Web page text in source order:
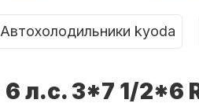
Автохолодильники kyoda
6 л.с. 3*7 1/2*6